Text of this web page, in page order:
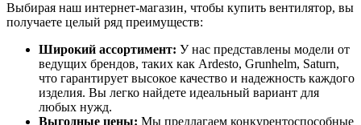
Выбирая наш интернет-магазин, чтобы купить вентилятор, вы
получаете целый ряд преимуществ:
Широкий ассортимент: У нас представлены модели от
ведущих брендов, таких как Ardesto, Grunhelm, Saturn,
что гарантирует высокое качество и надежность каждого
изделия. Вы легко найдете идеальный вариант для
любых нужд.
Выгодные цены: Мы предлагаем конкурентоспособные